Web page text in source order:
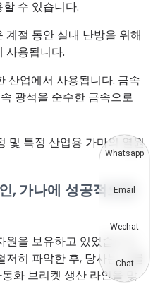
수 있습니다.
계절 동안 실내 난방을 위해
사용됩니다.
산업에서 사용됩니다. 금속
광석을 순수한 금속으로
및 특정 산업용 가마의 열원
, 가나에 성공적으로
을 보유하고 있었습니다.
히 파악한 후, 당사는 그를
화 브리켓 생산 라인을 맞
Whatsapp
Email
Wechat
Chat